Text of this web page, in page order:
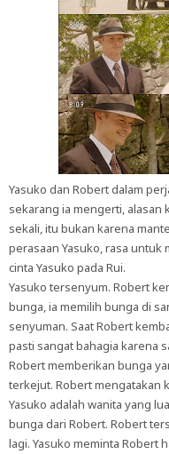
Yasuko dan Robert dalam
sekarang ia mengerti, alasan
sekali, itu bukan karena
perasaan Yasuko, rasa
cinta Yasuko pada Rui.
Yasuko tersenyum. Robert
bunga, ia memilih bunga di
senyuman. Saat Robert
pasti sangat bahagia karena
Robert memberikan bunga
terkejut. Robert mengatakan
Yasuko adalah wanita yang
bunga dari Robert. Robert
lagi. Yasuko meminta Robert